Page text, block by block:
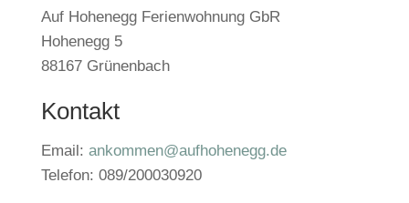
Auf Hohenegg Ferienwohnung GbR
Hohenegg 5
88167 Grünenbach
Kontakt
Email: ankommen@aufhohenegg.de
Telefon: 089/200030920